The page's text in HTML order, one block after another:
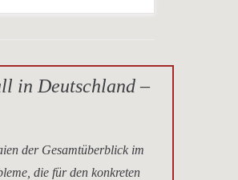
in Deutschland –
der Gesamtüberblick im
die für den konkreten